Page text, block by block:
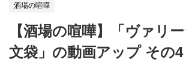
酒場の喧嘩
【酒場の喧嘩】「ヴァリ
文袋」の動画アップ その4